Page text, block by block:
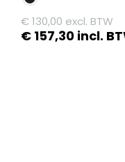
€130,00 excl. BTW
€ 157,30 incl.